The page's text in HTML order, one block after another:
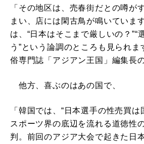
「その地区は、売春街だとの噂が
まい、店には閑古鳥が鳴いていま
は、“日本はそこまで厳しいの？”“
う”という論調のところも見られま
俗専門誌「アジアン王国」編集長
他方、喜ぶのはあの国で、
「韓国では、“日本選手の性売買は
スポーツ界の底辺を流れる道徳性
判。前回のアジア大会で起きた日